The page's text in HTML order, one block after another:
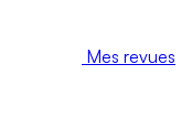
Mes revues